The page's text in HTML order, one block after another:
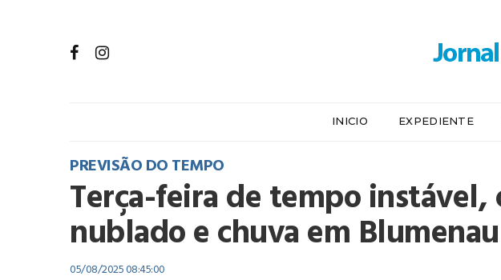
INICIO EXPEDIENTE
PREVISÃO DO TEMPO
Terça-feira de tempo instável,
nublado e chuva em Blumenau
05/08/2025 08:45:00